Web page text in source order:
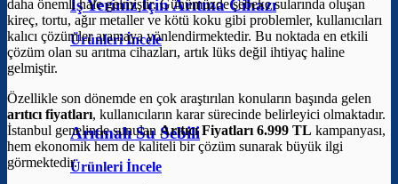
İş Yeriniz İçin Arıtma Cihazı
Ürünleri İncele
Arıtmalı Su Sebili
Ürünleri İncele
daha önemli hale gelmiştir. Günümüzde şebeke sularında oluşan
kireç, tortu, ağır metaller ve kötü koku gibi problemler, kullanıcıları
kalıcı çözümler aramaya yönlendirmektedir. Bu noktada en etkili
çözüm olan su arıtma cihazları, artık lüks değil ihtiyaç haline
gelmiştir.
Özellikle son dönemde en çok araştırılan konuların başında gelen
arıtıcı fiyatları, kullanıcıların karar sürecinde belirleyici olmaktadır.
İstanbul genelinde sunulan Arıtıcı Fiyatları 6.999 TL kampanyası,
hem ekonomik hem de kaliteli bir çözüm sunarak büyük ilgi
görmektedir.